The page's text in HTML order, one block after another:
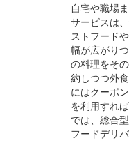
自宅や職場
サービスは
ストフード
幅が広がり
の料理をそ
約しつつ外
にはクーポ
を利用すれ
では、総合
フードデリ